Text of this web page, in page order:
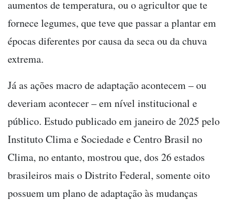
aumentos de temperatura, ou o agricultor que te
fornece legumes, que teve que passar a plantar em
épocas diferentes por causa da seca ou da chuva
extrema.
Já as ações macro de adaptação acontecem – ou
deveriam acontecer – em nível institucional e
público. Estudo publicado em janeiro de 2025 pelo
Instituto Clima e Sociedade e Centro Brasil no
Clima, no entanto, mostrou que, dos 26 estados
brasileiros mais o Distrito Federal, somente oito
possuem um plano de adaptação às mudanças